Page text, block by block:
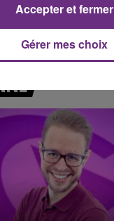
Gérer mes choix
Accepter et fermer